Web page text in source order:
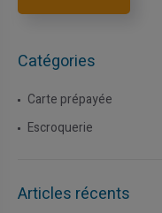
Catégories
Carte prépayée
Escroquerie
Articles récents